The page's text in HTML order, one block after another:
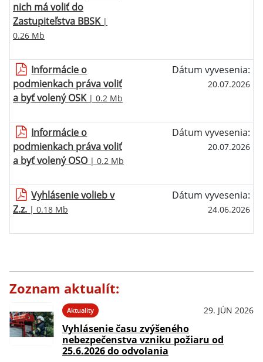
nich má voliť do
Zastupiteľstva BBSK|
0.26 Mb
Informácie o
podmienkach práva voliť
a byť volený OSK| 0.2 Mb
Dátum vyvesenia:
20.07.2026
Informácie o
podmienkach práva voliť
a byť volený OSO| 0.2 Mb
Dátum vyvesenia:
20.07.2026
Vyhlásenie volieb v
Z.z. | 0.18 Mb
Dátum vyvesenia:
24.06.2026
Zoznam aktualít:
Aktuality 29. JÚN 2026
Vyhlásenie času zvýšeného
nebezpečenstva vzniku požiaru od
25.6.2026 do odvolania